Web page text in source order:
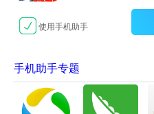
使用手机助手
手机助手专题